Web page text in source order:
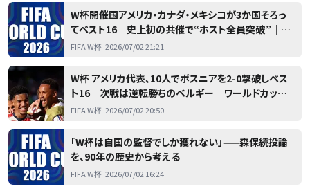
W杯開催国アメリカ・カナダ・メキシコが3か国そろっ
てベスト16 史上初の共催で“ホスト全員突破”｜ワ
ールドカップ2026
FIFA W杯 2026/07/02 21:21
W杯 アメリカ代表、10人でボスニアを2-0撃破しベス
ト16 次戦は逆転勝ちのベルギー｜ワールドカップ
2026
FIFA W杯 2026/07/02 20:50
「W杯は自国の監督でしか獲れない」——森保続投論
を、90年の歴史から考える
FIFA W杯 2026/07/02 16:24